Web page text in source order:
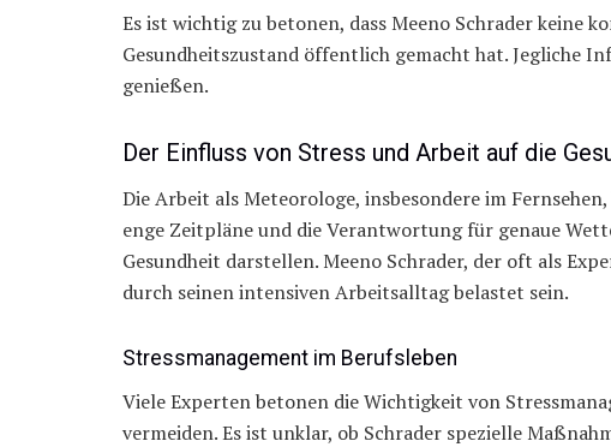
Es ist wichtig zu betonen, dass Meeno Schrader keine
Gesundheitszustand öffentlich gemacht hat. Jegliche
genießen.
Der Einfluss von Stress und Arbeit auf die
Die Arbeit als Meteorologe, insbesondere im
enge Zeitpläne und die Verantwortung für genaue
Gesundheit darstellen. Meeno Schrader, der oft als
durch seinen intensiven Arbeitsalltag belastet sein.
Stressmanagement im Berufsleben
Viele Experten betonen die Wichtigkeit von
vermeiden. Es ist unklar, ob Schrader spezielle